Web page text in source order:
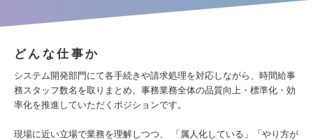
どんな仕事か
システム開発部門にて各手続きや請求処理を対応しながら、時間給事
務スタッフ数名を取りまとめ、事務業務全体の品質向上・標準化・効
率化を推進していただくポジションです。
現場に近い立場で業務を理解しつつ、 「属人化している」「やり方が